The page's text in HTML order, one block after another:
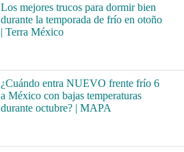
Los mejores trucos para dormir bien
durante la temporada de frío en otoño
| Terra México
¿Cuándo entra NUEVO frente frío 6
a México con bajas temperaturas
durante octubre? | MAPA